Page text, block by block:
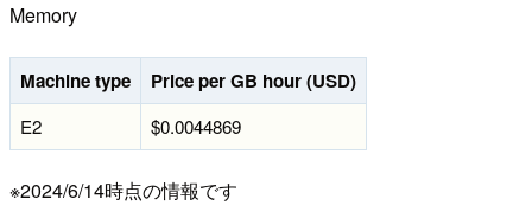
Memory
Machine type Price per GB hour (USD)
E2 $0.0044869
※2024/6/14時点の情報です